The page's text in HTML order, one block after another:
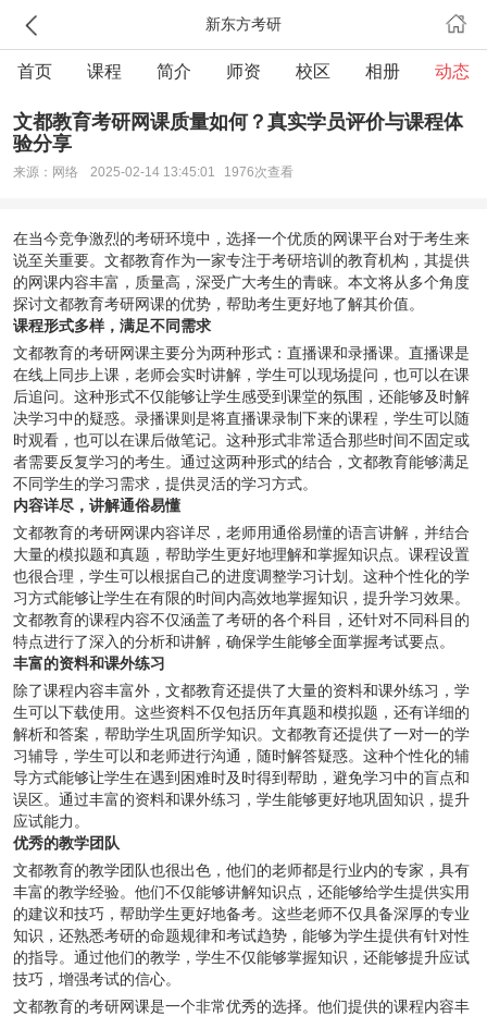
新东方考研
首页 课程 简介 师资 校区 相册 动态
文都教育考研网课质量如何？真实学员评价与课程体
验分享
来源：网络 2025-02-14 13:45:01 1976次查看
在当今竞争激烈的考研环境中，选择一个优质的网课平台对于考生来
说至关重要。文都教育作为一家专注于考研培训的教育机构，其提供
的网课内容丰富，质量高，深受广大考生的青睐。本文将从多个角度
探讨文都教育考研网课的优势，帮助考生更好地了解其价值。
课程形式多样，满足不同需求
文都教育的考研网课主要分为两种形式：直播课和录播课。直播课是
在线上同步上课，老师会实时讲解，学生可以现场提问，也可以在课
后追问。这种形式不仅能够让学生感受到课堂的氛围，还能够及时解
决学习中的疑惑。录播课则是将直播课录制下来的课程，学生可以随
时观看，也可以在课后做笔记。这种形式非常适合那些时间不固定或
者需要反复学习的考生。通过这两种形式的结合，文都教育能够满足
不同学生的学习需求，提供灵活的学习方式。
内容详尽，讲解通俗易懂
文都教育的考研网课内容详尽，老师用通俗易懂的语言讲解，并结合
大量的模拟题和真题，帮助学生更好地理解和掌握知识点。课程设置
也很合理，学生可以根据自己的进度调整学习计划。这种个性化的学
习方式能够让学生在有限的时间内高效地掌握知识，提升学习效果。
文都教育的课程内容不仅涵盖了考研的各个科目，还针对不同科目的
特点进行了深入的分析和讲解，确保学生能够全面掌握考试要点。
丰富的资料和课外练习
除了课程内容丰富外，文都教育还提供了大量的资料和课外练习，学
生可以下载使用。这些资料不仅包括历年真题和模拟题，还有详细的
解析和答案，帮助学生巩固所学知识。文都教育还提供了一对一的学
习辅导，学生可以和老师进行沟通，随时解答疑惑。这种个性化的辅
导方式能够让学生在遇到困难时及时得到帮助，避免学习中的盲点和
误区。通过丰富的资料和课外练习，学生能够更好地巩固知识，提升
应试能力。
优秀的教学团队
文都教育的教学团队也很出色，他们的老师都是行业内的专家，具有
丰富的教学经验。他们不仅能够讲解知识点，还能够给学生提供实用
的建议和技巧，帮助学生更好地备考。这些老师不仅具备深厚的专业
知识，还熟悉考研的命题规律和考试趋势，能够为学生提供有针对性
的指导。通过他们的教学，学生不仅能够掌握知识，还能够提升应试
技巧，增强考试的信心。
文都教育的考研网课是一个非常优秀的选择。他们提供的课程内容丰